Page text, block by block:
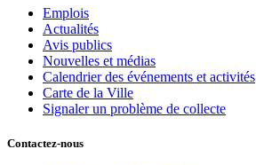
Emplois
Actualités
Avis publics
Nouvelles et médias
Calendrier des événements et activités
Carte de la Ville
Signaler un problème de collecte
Contactez-nous